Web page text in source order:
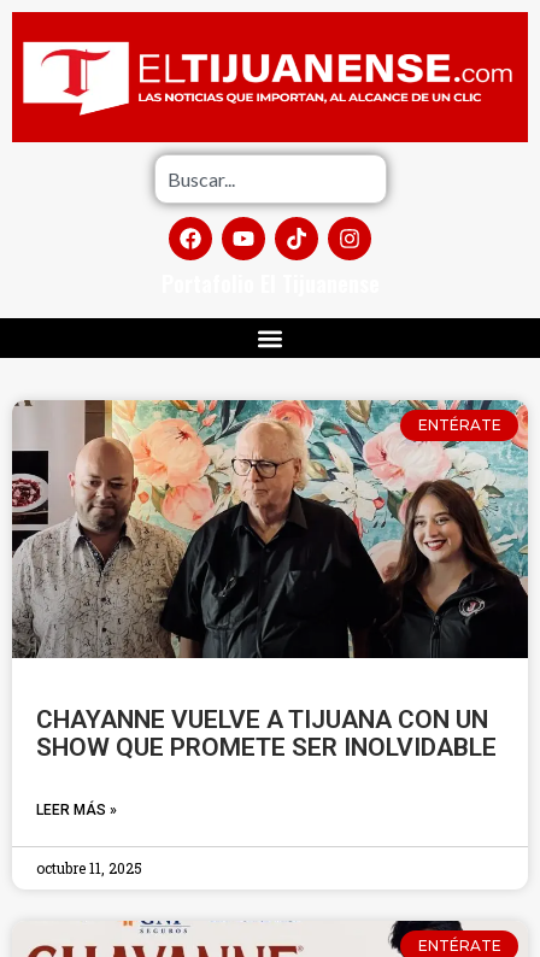
ENTÉRATE
CHAYANNE VUELVE A TIJUANA CON UN
SHOW QUE PROMETE SER INOLVIDABLE
LEER MÁS »
octubre 11, 2025
ENTÉRATE